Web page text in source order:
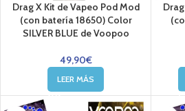
Drag X Kit de Vapeo Pod Mod
(con batería 18650) Color
SILVER BLUE de Voopoo
49,90€
LEER MÁS